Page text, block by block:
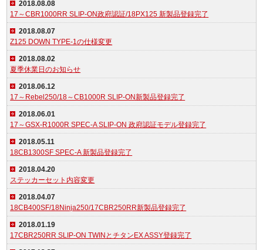
2018.08.08
17～CBR1000RR SLIP-ON政府認証/18PX125 新製品登録完了
2018.08.07
Z125 DOWN TYPE-1の仕様変更
2018.08.02
夏季休業日のお知らせ
2018.06.12
17～Rebel250/18～CB1000R SLIP-ON新製品登録完了
2018.06.01
17～GSX-R1000R SPEC-A SLIP-ON 政府認証モデル登録完了
2018.05.11
18CB1300SF SPEC-A 新製品登録完了
2018.04.20
ステッカーセット内容変更
2018.04.07
18CB400SF/18Ninja250/17CBR250RR新製品登録完了
2018.01.19
17CBR250RR SLIP-ON TWINとチタンEX ASSY登録完了